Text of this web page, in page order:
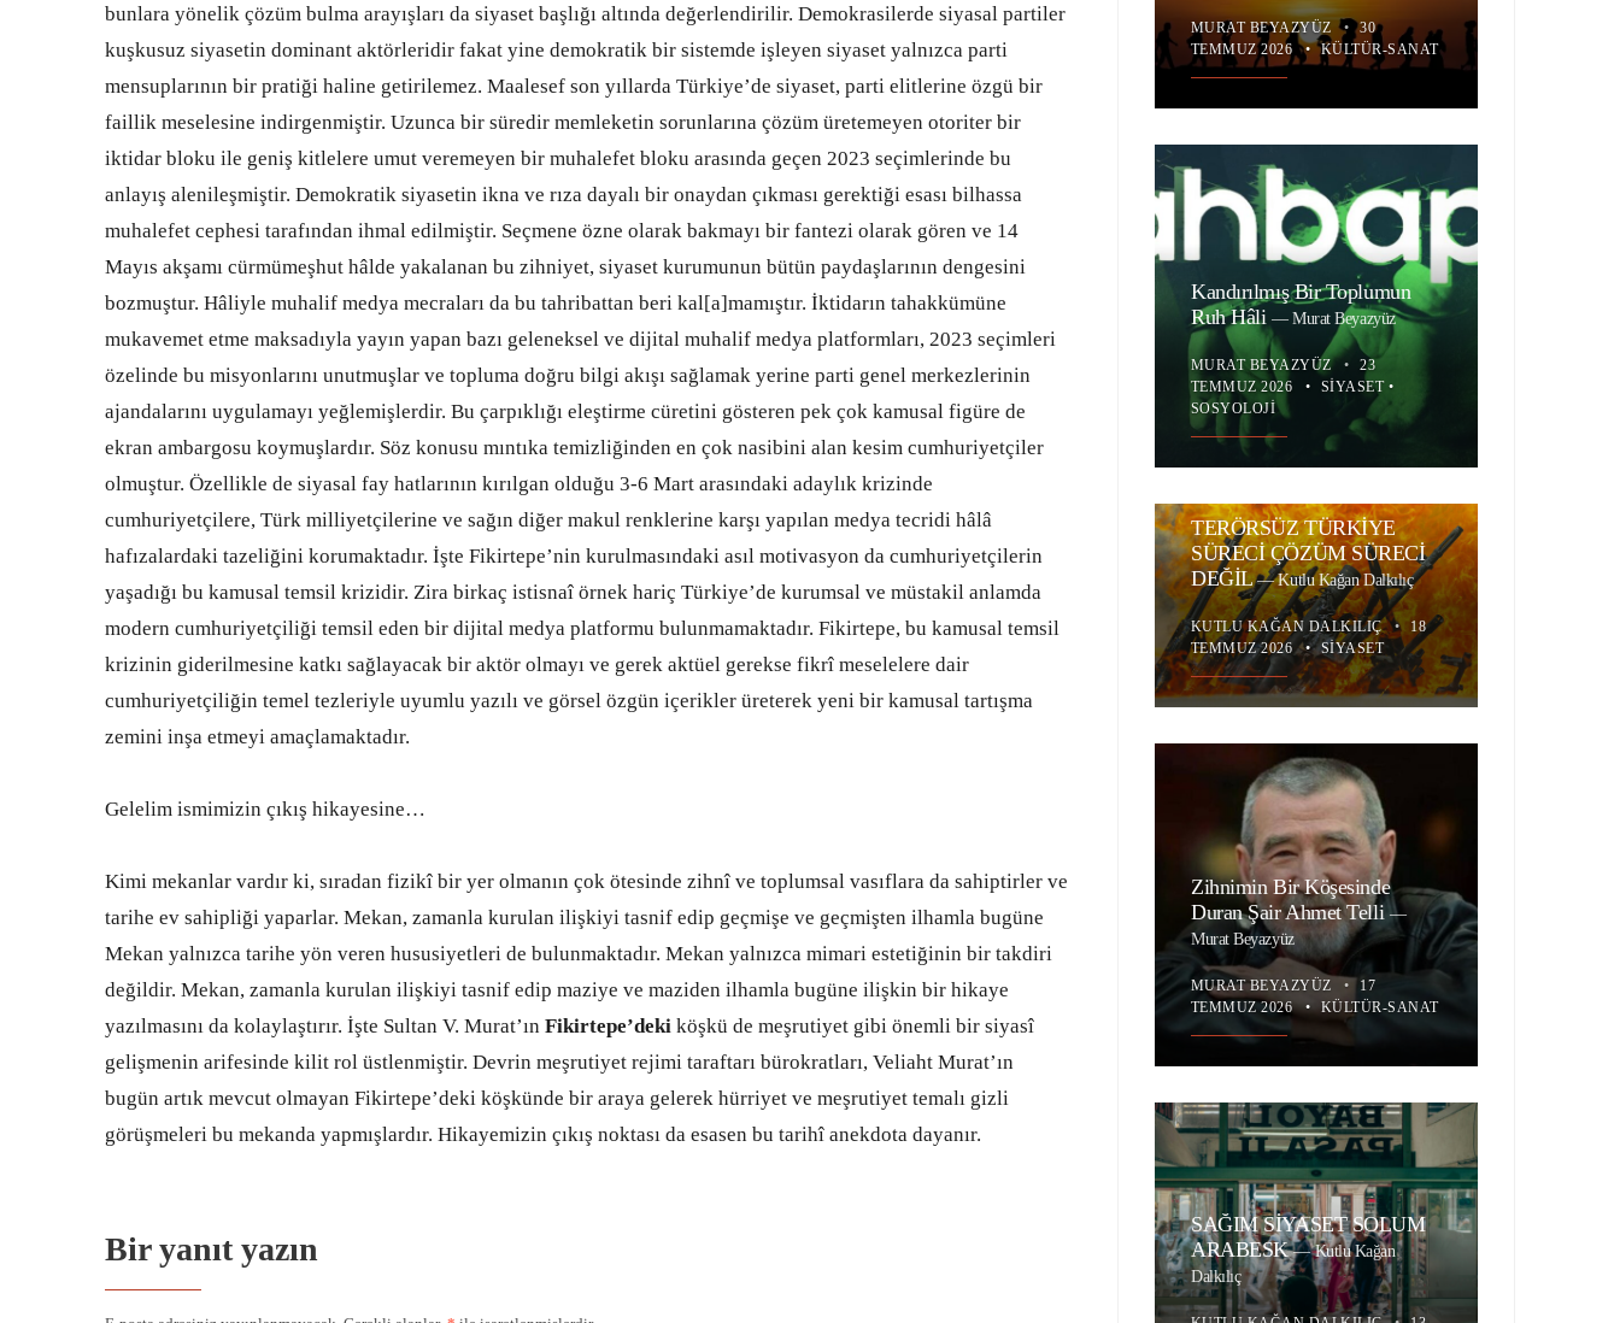
bunlara yönelik çözüm bulma arayışları da siyaset başlığı altında değerlendirilir. Demokrasilerde siyasal partiler
kuşkusuz siyasetin dominant aktörleridir fakat yine demokratik bir sistemde işleyen siyaset yalnızca parti
mensuplarının bir pratiği haline getirilemez. Maalesef son yıllarda Türkiye’de siyaset, parti elitlerine özgü bir
faillik meselesine indirgenmiştir. Uzunca bir süredir memleketin sorunlarına çözüm üretemeyen otoriter bir
iktidar bloku ile geniş kitlelere umut veremeyen bir muhalefet bloku arasında geçen 2023 seçimlerinde bu
anlayış alenileşmiştir. Demokratik siyasetin ikna ve rıza dayalı bir onaydan çıkması gerektiği esası bilhassa
muhalefet cephesi tarafından ihmal edilmiştir. Seçmene özne olarak bakmayı bir fantezi olarak gören ve 14
Mayıs akşamı cürmümeşhut hâlde yakalanan bu zihniyet, siyaset kurumunun bütün paydaşlarının dengesini
bozmuştur. Hâliyle muhalif medya mecraları da bu tahribattan beri kal[a]mamıştır. İktidarın tahakkümüne
mukavemet etme maksadıyla yayın yapan bazı geleneksel ve dijital muhalif medya platformları, 2023 seçimleri
özelinde bu misyonlarını unutmuşlar ve topluma doğru bilgi akışı sağlamak yerine parti genel merkezlerinin
ajandalarını uygulamayı yeğlemişlerdir. Bu çarpıklığı eleştirme cüretini gösteren pek çok kamusal figüre de
ekran ambargosu koymuşlardır. Söz konusu mıntıka temizliğinden en çok nasibini alan kesim cumhuriyetçiler
olmuştur. Özellikle de siyasal fay hatlarının kırılgan olduğu 3-6 Mart arasındaki adaylık krizinde
cumhuriyetçilere, Türk milliyetçilerine ve sağın diğer makul renklerine karşı yapılan medya tecridi hâlâ
hafızalardaki tazeliğini korumaktadır. İşte Fikirtepe’nin kurulmasındaki asıl motivasyon da cumhuriyetçilerin
yaşadığı bu kamusal temsil krizidir. Zira birkaç istisnaî örnek hariç Türkiye’de kurumsal ve müstakil anlamda
modern cumhuriyetçiliği temsil eden bir dijital medya platformu bulunmamaktadır. Fikirtepe, bu kamusal temsil
krizinin giderilmesine katkı sağlayacak bir aktör olmayı ve gerek aktüel gerekse fikrî meselelere dair
cumhuriyetçiliğin temel tezleriyle uyumlu yazılı ve görsel özgün içerikler üreterek yeni bir kamusal tartışma
zemini inşa etmeyi amaçlamaktadır.
Gelelim ismimizin çıkış hikayesine…
Kimi mekanlar vardır ki, sıradan fizikî bir yer olmanın çok ötesinde zihnî ve toplumsal vasıflara da sahiptirler ve
tarihe ev sahipliği yaparlar. Mekan, zamanla kurulan ilişkiyi tasnif edip geçmişe ve geçmişten ilhamla bugüne
Mekan yalnızca tarihe yön veren hususiyetleri de bulunmaktadır. Mekan yalnızca mimari estetiğinin bir takdiri
değildir. Mekan, zamanla kurulan ilişkiyi tasnif edip maziye ve maziden ilhamla bugüne ilişkin bir hikaye
yazılmasını da kolaylaştırır. İşte Sultan V. Murat’ın Fikirtepe’deki köşkü de meşrutiyet gibi önemli bir siyasî
gelişmenin arifesinde kilit rol üstlenmiştir. Devrin meşrutiyet rejimi taraftarı bürokratları, Veliaht Murat’ın
bugün artık mevcut olmayan Fikirtepe’deki köşkünde bir araya gelerek hürriyet ve meşrutiyet temalı gizli
görüşmeleri bu mekanda yapmışlardır. Hikayemizin çıkış noktası da esasen bu tarihî anekdota dayanır.
Bir yanıt yazın
MURAT BEYAZYÜZ •
30
TEMMUZ 2026 • KÜLTÜR-SANAT
Kandırılmış Bir Toplumun
Ruh Hâli —Murat Beyazyüz
MURAT BEYAZYÜZ •
23
TEMMUZ 2026
• SIYASET•
SOSYOLOJI
TERÖRSÜZ TÜRKİYE
SÜRECİ ÇÖZÜM SÜRECİ
DEĞİL—Kutlu Kağan Dalkılıç
KUTLU KAĞAN DALKILIÇ • 18
TEMMUZ 2026 • SIYASET
Zihnimin Bir Köşesinde
Duran Şair Ahmet Telli —
Murat Beyazyüz
MURAT BEYAZYÜZ •
17
TEMMUZ 2026 • KÜLTÜR-SANAT
SAĞIM SİYASET SOLUM
ARABESK—Kutlu Kağan
Dalkılıç